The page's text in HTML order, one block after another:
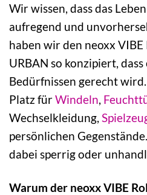
Wir wissen, dass das
aufregend und
haben wir den neoxx VIBE
URBAN so konzipiert,
Bedürfnissen gerecht
Platz fürWindeln,
Wechselkleidung,
persönlichen
dabei sperrig oder
Warum der neoxx VIBE